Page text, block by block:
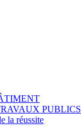
PUBLICS
la réussite